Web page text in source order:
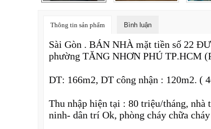
Thông tin sản phẩm Bình luận
Sài Gòn . BÁN NHÀ mặt tiền số 22
phường TĂNG NHƠN PHÚ TP.HCM
DT: 166m2, DT công nhận : 120m2.
Thu nhập hiện tại : 80 triệu/tháng, nhà
ninh- dân trí Ok, phòng cháy chữa